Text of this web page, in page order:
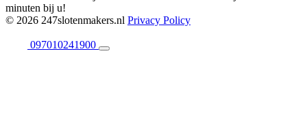
minuten bij u!
© 2026 247slotenmakers.nl Privacy Policy
097010241900